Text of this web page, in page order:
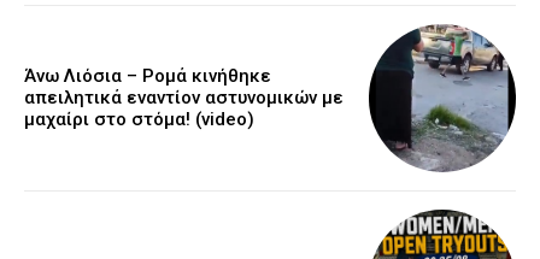
Άνω Λιόσια – Ρομά κινήθηκε
απειλητικά εναντίον αστυνομικών με
μαχαίρι στο στόμα! (video)